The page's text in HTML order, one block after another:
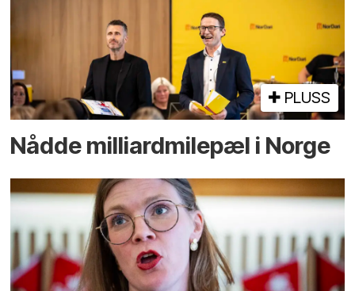
PLUSS
Nådde milliard­­milepæl i Norge